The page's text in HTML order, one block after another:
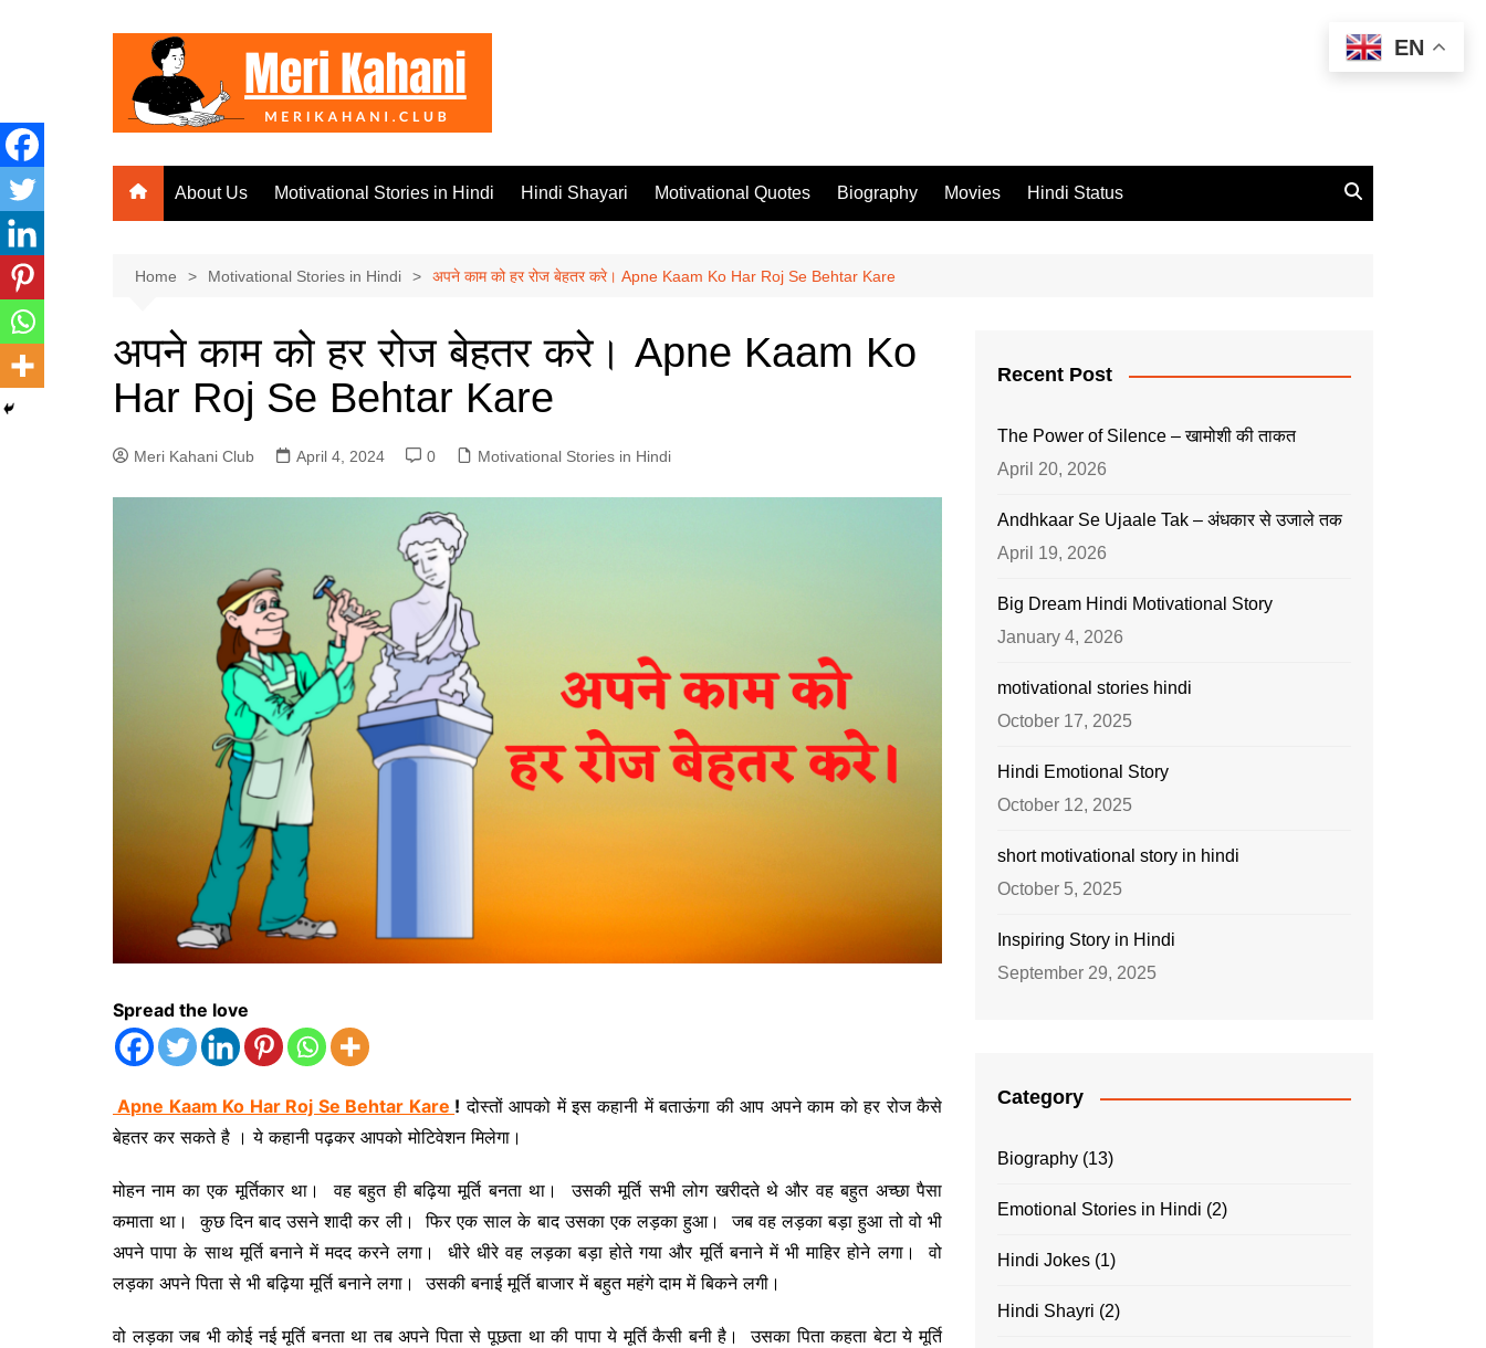
About Us Motivational Stories in Hindi Hindi Shayari Motivational Quotes Biography Movies Hindi Status
Home Motivational Stories in Hindi अपने काम को हर रोज बेहतर करे। Apne Kaam Ko Har Roj Se Behtar Kare
अपने काम को हर रोज बेहतर करे। Apne Kaam Ko
Har Roj Se Behtar Kare
Meri Kahani Club April 4, 2024 0 Motivational Stories in Hindi
Spread the love
Apne Kaam Ko Har Roj Se Behtar Kare ! दोस्तों आपको में इस कहानी में बताऊंगा की आप अपने काम को हर रोज कैसे
बेहतर कर सकते है । ये कहानी पढ़कर आपको मोटिवेशन मिलेगा।
मोहन नाम का एक मूर्तिकार था। वह बहुत ही बढ़िया मूर्ति बनता था। उसकी मूर्ति सभी लोग खरीदते थे और वह बहुत अच्छा पैसा
कमाता था। कुछ दिन बाद उसने शादी कर ली। फिर एक साल के बाद उसका एक लड़का हुआ। जब वह लड़का बड़ा हुआ तो वो भी
अपने पापा के साथ मूर्ति बनाने में मदद करने लगा। धीरे धीरे वह लड़का बड़ा होते गया और मूर्ति बनाने में भी माहिर होने लगा। वो
लड़का अपने पिता से भी बढ़िया मूर्ति बनाने लगा। उसकी बनाई मूर्ति बाजार में बहुत महंगे दाम में बिकने लगी।
वो लड़का जब भी कोई नई मूर्ति बनता था तब अपने पिता से पूछता था की पापा ये मूर्ति कैसी बनी है। उसका पिता कहता बेटा ये मूर्ति
Recent Post
The Power of Silence – खामोशी की ताकत
April 20, 2026
Andhkaar Se Ujaale Tak – अंधकार से उजाले तक
April 19, 2026
Big Dream Hindi Motivational Story
January 4, 2026
motivational stories hindi
October 17, 2025
Hindi Emotional Story
October 12, 2025
short motivational story in hindi
October 5, 2025
Inspiring Story in Hindi
September 29, 2025
Category
Biography (13)
Emotional Stories in Hindi (2)
Hindi Jokes (1)
Hindi Shayri (2)
EN